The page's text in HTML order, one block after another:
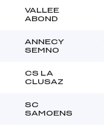
VALLEE
ABOND
ANNECY
SEMNO
CS LA
CLUSAZ
SC
SAMOENS